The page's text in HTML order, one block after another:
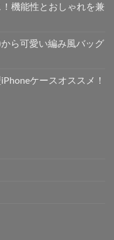
機能性とおしゃれを兼
ら可愛い編み風バッグ
ケースオススメ！